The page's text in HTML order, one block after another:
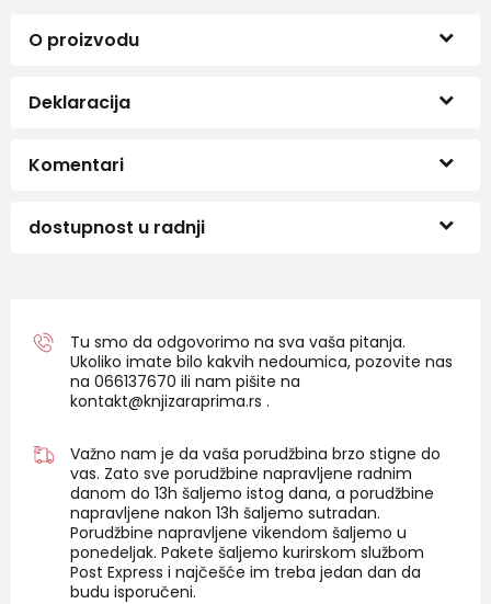
O proizvodu
Deklaracija
Komentari
dostupnost u radnji
Tu smo da odgovorimo na sva vaša pitanja.
Ukoliko imate bilo kakvih nedoumica, pozovite nas
na 066137670 ili nam pišite na
kontakt@knjizaraprima.rs .
Važno nam je da vaša porudžbina brzo stigne do
vas. Zato sve porudžbine napravljene radnim
danom do 13h šaljemo istog dana, a porudžbine
napravljene nakon 13h šaljemo sutradan.
Porudžbine napravljene vikendom šaljemo u
ponedeljak. Pakete šaljemo kurirskom službom
Post Express i najčešće im treba jedan dan da
budu isporučeni.